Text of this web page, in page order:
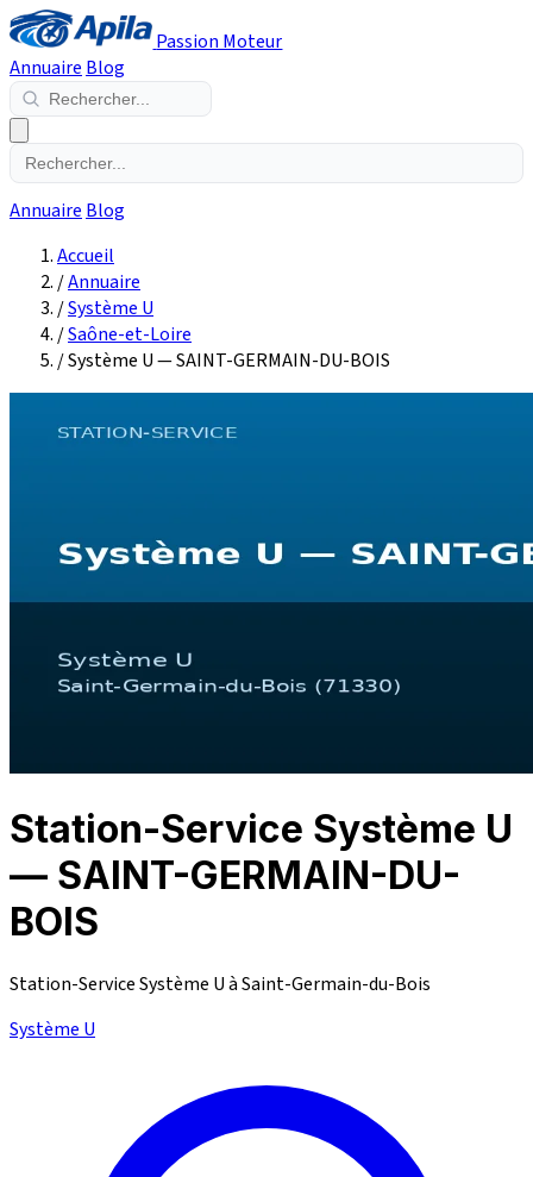
Passion Moteur
Annuaire Blog
Annuaire Blog
Accueil
/Annuaire
/Système U
/Saône-et-Loire
/Système U — SAINT-GERMAIN-DU-BOIS
Station-Service Système U
— SAINT-GERMAIN-DU-
BOIS
Station-Service Système U à Saint-Germain-du-Bois
Système U